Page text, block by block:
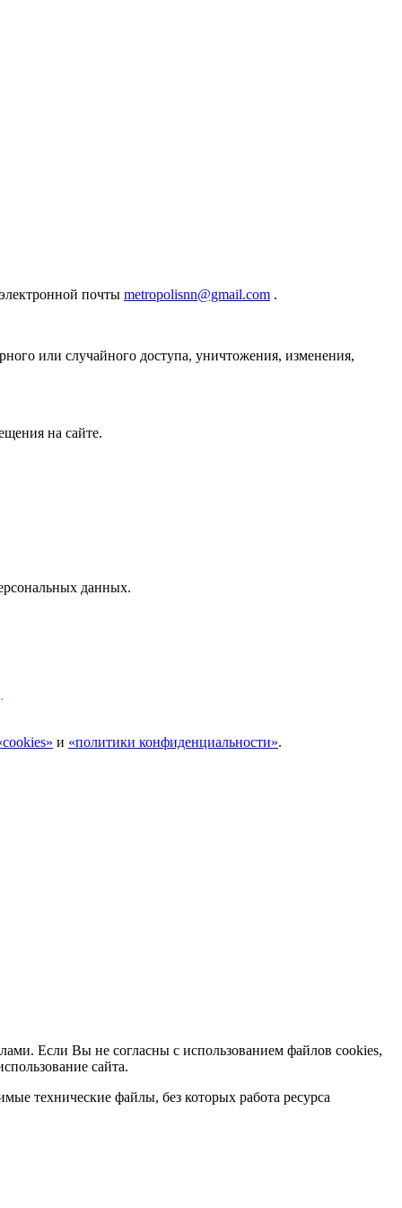
почты metropolisnn@gmail.com .
или случайного доступа, уничтожения, изменения,
на сайте.
данных.
.
и «политики конфиденциальности».
Если Вы не согласны с использованием файлов cookies,
сайта.
технические файлы, без которых работа ресурса